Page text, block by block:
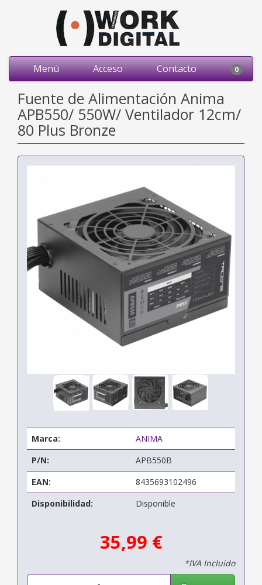
Menú Acceso Contacto 0
Fuente de Alimentación Anima
APB550/ 550W/ Ventilador 12cm/
80 Plus Bronze
Marca:
ANIMA
P/N:
APB550B
EAN:
8435693102496
Disponibilidad:
Disponible
35,99 €
*IVA Incluido